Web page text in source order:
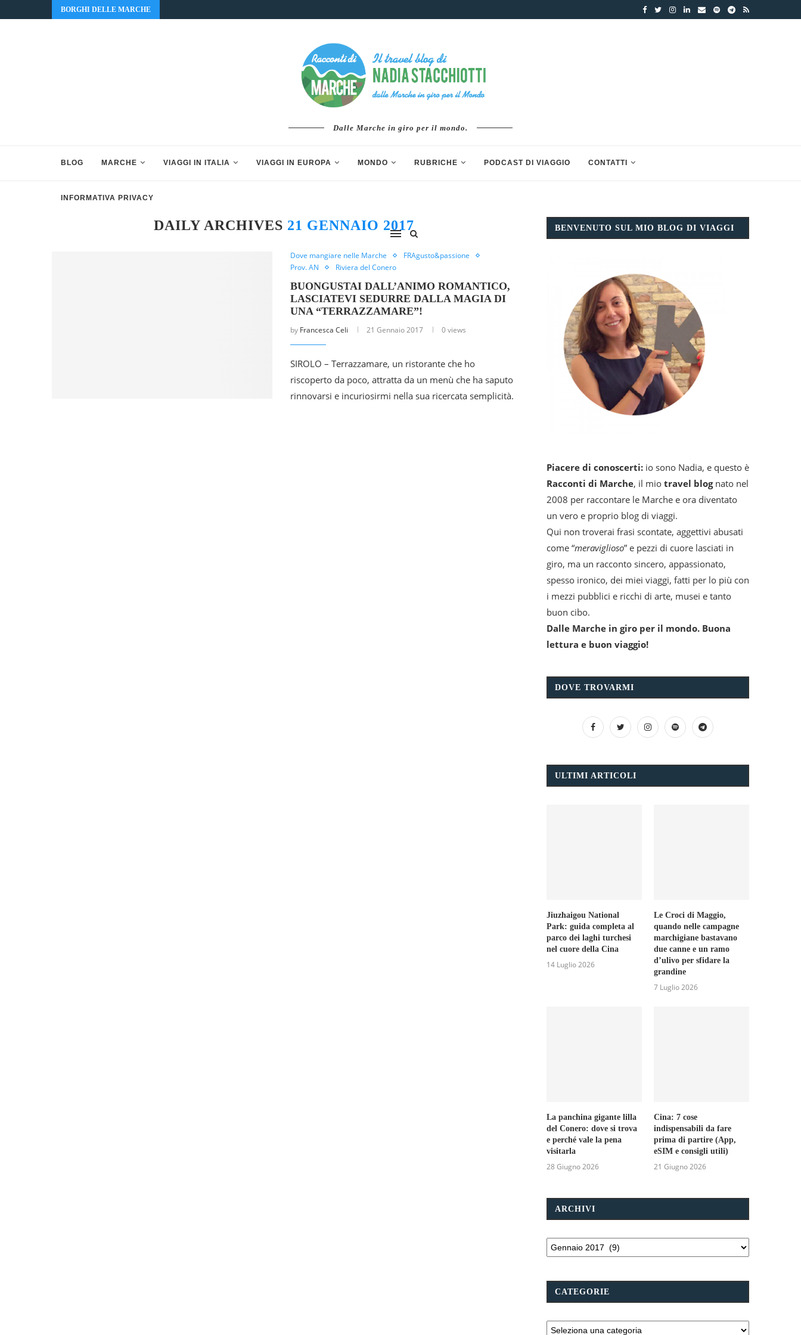
BORGHI DELLE MARCHE
Dalle Marche in giro per il mondo.
BLOG MARCHE VIAGGI IN ITALIA VIAGGI IN EUROPA MONDO RUBRICHE PODCAST DI VIAGGIO CONTATTI
INFORMATIVA PRIVACY
DAILY ARCHIVES 21 GENNAIO 2017
Dove mangiare nelle Marche
FRAgusto&passione
Prov. AN
Riviera del Conero
BUONGUSTAI DALL’ANIMO ROMANTICO,
LASCIATEVI SEDURRE DALLA MAGIA DI
UNA “TERRAZZAMARE”!
by Francesca Celi 21 Gennaio 2017 0 views
SIROLO – Terrazzamare, un ristorante che ho
riscoperto da poco, attratta da un menù che ha saputo
rinnovarsi e incuriosirmi nella sua ricercata semplicità.
BENVENUTO SUL MIO BLOG DI VIAGGI
Piacere di conoscerti: io sono Nadia, e questo è
Racconti di Marche, il mio travel blognato nel
2008 per raccontare le Marche e ora diventato
un vero e proprio blog di viaggi.
Qui non troverai frasi scontate, aggettivi abusati
come “meraviglioso” e pezzi di cuore lasciati in
giro, ma un racconto sincero, appassionato,
spesso ironico, dei miei viaggi, fatti per lo più con
i mezzi pubblici e ricchi di arte, musei e tanto
buon cibo.
Dalle Marche in giro per il mondo. Buona
lettura e buon viaggio!
DOVE TROVARMI
ULTIMI ARTICOLI
Jiuzhaigou National
Park: guida completa al
parco dei laghi turchesi
nel cuore della Cina
14 Luglio 2026
Le Croci di Maggio,
quando nelle campagne
marchigiane bastavano
due canne e un ramo
d’ulivo per sfidare la
grandine
7 Luglio 2026
La panchina gigante lilla
del Conero: dove si trova
e perché vale la pena
visitarla
28 Giugno 2026
Cina: 7 cose
indispensabili da fare
prima di partire (App,
eSIM e consigli utili)
21 Giugno 2026
ARCHIVI
CATEGORIE